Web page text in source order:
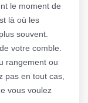
le moment de
là où les
souvent.
votre comble.
rangement ou
pas en tout cas,
vous voulez